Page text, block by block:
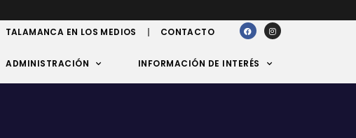
TALAMANCA EN LOS MEDIOS CONTACTO
ADMINISTRACIÓN INFORMACIÓN DE INTERÉS